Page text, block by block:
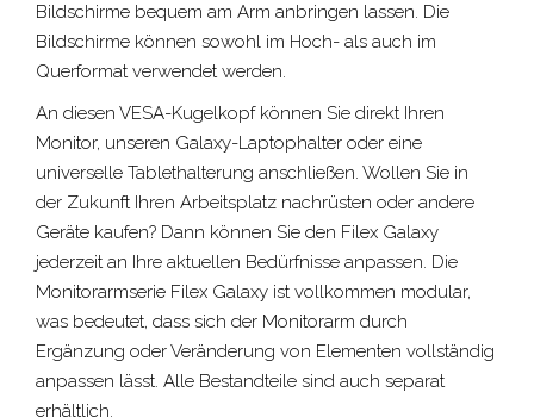
Bildschirme bequem am Arm anbringen lassen. Die
Bildschirme können sowohl im Hoch- als auch im
Querformat verwendet werden.
An diesen VESA-Kugelkopf können Sie direkt Ihren
Monitor, unseren Galaxy-Laptophalter oder eine
universelle Tablethalterung anschließen. Wollen Sie in
der Zukunft Ihren Arbeitsplatz nachrüsten oder andere
Geräte kaufen? Dann können Sie den Filex Galaxy
jederzeit an Ihre aktuellen Bedürfnisse anpassen. Die
Monitorarmserie Filex Galaxy ist vollkommen modular,
was bedeutet, dass sich der Monitorarm durch
Ergänzung oder Veränderung von Elementen vollständig
anpassen lässt. Alle Bestandteile sind auch separat
erhältlich.